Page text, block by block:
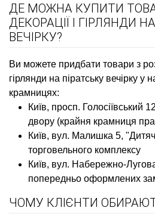
ДЕ МОЖНА КУПИТИ
ДЕКОРАЦІЇ І ГІРЛЯНДИ
ВЕЧІРКУ?
Ви можете придбати товари з
гірлянди на піратську вечірку у
крамницях:
Київ, просп. Голосіївський
двору (крайня крамниця
Київ, вул. Малишка 5,
торговельного комплексу
Київ, вул. Набережно-
попередньо оформлених
ЧОМУ КЛІЄНТИ